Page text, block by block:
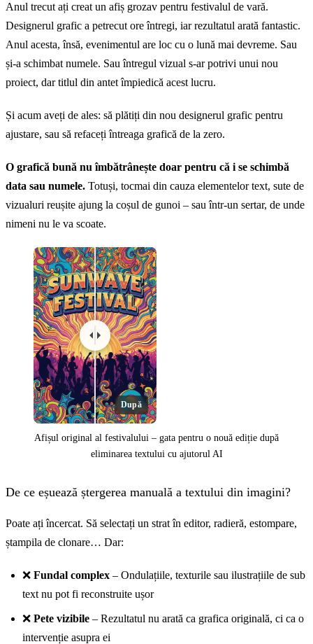
Anul trecut ați creat un afiș grozav pentru festivalul de vară.
Designerul grafic a petrecut ore întregi, iar rezultatul arată fantastic.
Anul acesta, însă, evenimentul are loc cu o lună mai devreme. Sau
și-a schimbat numele. Sau întregul vizual s-ar potrivi unui nou
proiect, dar titlul din antet împiedică acest lucru.
Și acum aveți de ales: să plătiți din nou designerul grafic pentru
ajustare, sau să refaceți întreaga grafică de la zero.
O grafică bună nu îmbătrânește doar pentru că i se schimbă
data sau numele. Totuși, tocmai din cauza elementelor text, sute de
vizualuri reușite ajung la coșul de gunoi – sau într-un sertar, de unde
nimeni nu le va scoate.
Înainte
După
Afișul original al festivalului – gata pentru o nouă ediție după
eliminarea textului cu ajutorul AI
De ce eșuează ștergerea manuală a textului din imagini?
Poate ați încercat. Să selectați un strat în editor, radieră, estompare,
ștampila de clonare… Dar:
❌ Fundal complex – Ondulațiile, texturile sau ilustrațiile de sub
text nu pot fi reconstruite ușor
❌ Pete vizibile – Rezultatul nu arată ca grafica originală, ci ca o
intervenție asupra ei